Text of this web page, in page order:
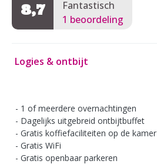
8,7
Fantastisch
1 beoordeling
Logies & ontbijt
1 of meerdere overnachtingen
Dagelijks uitgebreid ontbijtbuffet
Gratis koffiefaciliteiten op de kamer
Gratis WiFi
Gratis openbaar parkeren